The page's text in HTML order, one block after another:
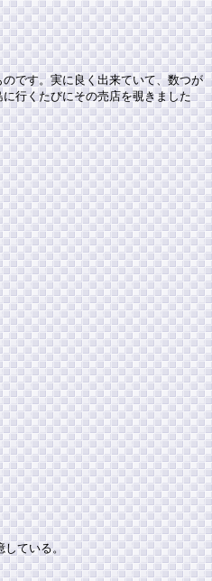
です。実に良く出来ていて、数つが
行くたびにその売店を覗きました
している。